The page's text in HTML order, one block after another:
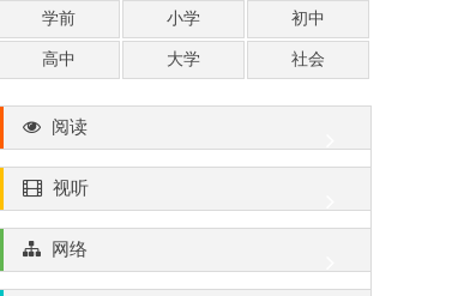
学前 小学 初中
高中 大学 社会
阅读
视听
网络